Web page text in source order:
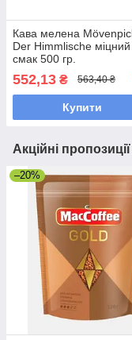
Кава мелена
Der Himmlische міцний
смак 500 гр.
552,13 ₴ 563,40 ₴
Купити
Акційні
–20%